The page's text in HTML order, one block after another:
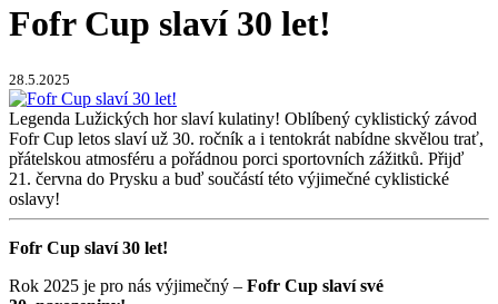
Fofr Cup slaví 30 let!
28.5.2025
Legenda Lužických hor slaví kulatiny! Oblíbený cyklistický závod
Fofr Cup letos slaví už 30. ročník a i tentokrát nabídne skvělou trať,
přátelskou atmosféru a pořádnou porci sportovních zážitků. Přijď
21. června do Prysku a buď součástí této výjimečné cyklistické
oslavy!
Fofr Cup slaví 30 let!
Rok 2025 je pro nás výjimečný – Fofr Cup slaví své